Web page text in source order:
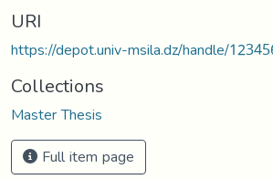
URI
https://depot.univ-msila.dz/handle/
Collections
Master Thesis
Full item page